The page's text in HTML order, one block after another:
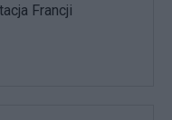
Francji